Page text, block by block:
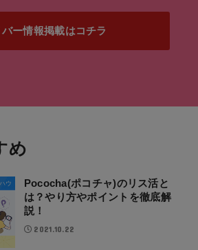
バー情報掲載はコチラ
め
ウ
Pococha(ポコチャ)のリス活と
は？やり方やポイントを徹底解
説！
2021.10.22